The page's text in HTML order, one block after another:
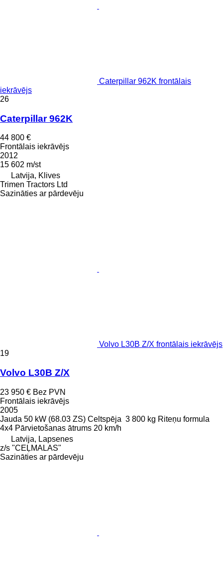
Caterpillar 962K frontālais
iekrāvējs
26
Caterpillar 962K
44 800 €
Frontālais iekrāvējs
2012
15 602 m/st
Latvija, Klives
Trimen Tractors Ltd
Sazināties ar pārdevēju
Volvo L30B Z/X frontālais iekrāvējs
19
Volvo L30B Z/X
23 950 € Bez PVN
Frontālais iekrāvējs
2005
Jauda 50 kW (68.03 ZS) Celtspēja 3 800 kg Riteņu formula
4x4 Pārvietošanas ātrums 20 km/h
Latvija, Lapsenes
z/s "CEĻMALAS"
Sazināties ar pārdevēju